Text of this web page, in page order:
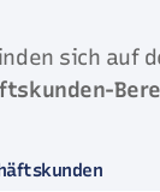
sich auf